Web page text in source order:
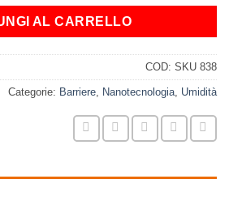
AL CARRELLO
COD: SKU 838
Categorie: Barriere, Nanotecnologia, Umidità